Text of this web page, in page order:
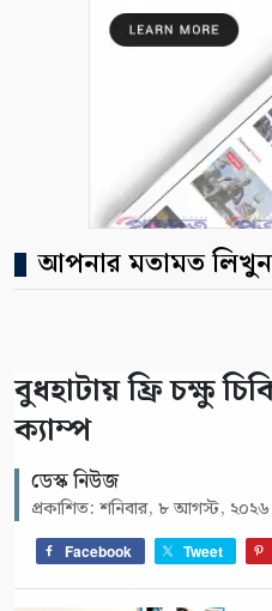
আপনার মতামত লিখুন
বুধহাটায় ফ্রি চক্ষু
ক্যাম্প
ডেস্ক নিউজ
প্রকাশিত: শনিবার, ৮ আগস্ট,
Facebook Tweet